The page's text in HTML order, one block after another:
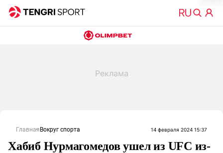
Главная Вокруг спорта 14 февраля 2024 15:37
Хабиб Нурмагомедов ушел из UFC из-